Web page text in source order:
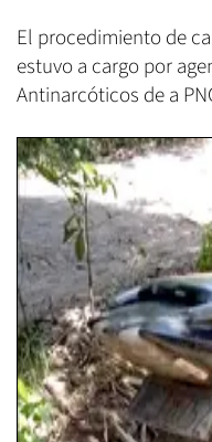
El procedimiento de
estuvo a cargo por
Antinarcóticos de a